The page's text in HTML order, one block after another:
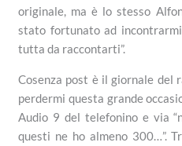
originale, ma è lo stesso
stato fortunato ad
tutta da raccontarti”.
Cosenza post è il giornale del
perdermi questa grande
Audio 9 del telefonino e via
questi ne ho almeno 300…”.